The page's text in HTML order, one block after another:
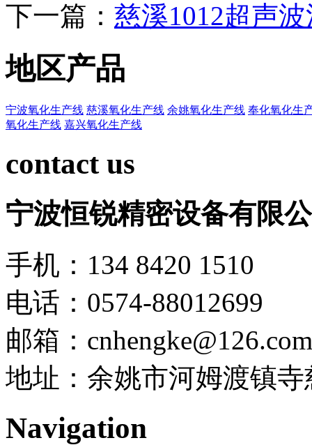
下一篇： 慈溪1012超声
地区产品
宁波氧化生产线 慈溪氧化生产线 余姚氧化生产线 奉化氧化生
氧化生产线 嘉兴氧化生产线
contact us
宁波恒锐精密设备有限
手机：134 8420 1510
电话：0574-88012699
邮箱：cnhengke@126.com
地址：余姚市河姆渡镇寺
Navigation